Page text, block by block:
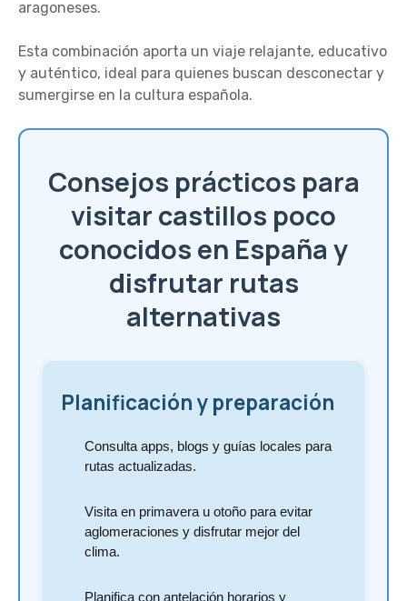
aragoneses.
Esta combinación aporta un viaje relajante, educativo
y auténtico, ideal para quienes buscan desconectar y
sumergirse en la cultura española.
Consejos prácticos para
visitar castillos poco
conocidos en España y
disfrutar rutas
alternativas
Planificación y preparación
Consulta apps, blogs y guías locales para
rutas actualizadas.
Visita en primavera u otoño para evitar
aglomeraciones y disfrutar mejor del
clima.
Planifica con antelación horarios y